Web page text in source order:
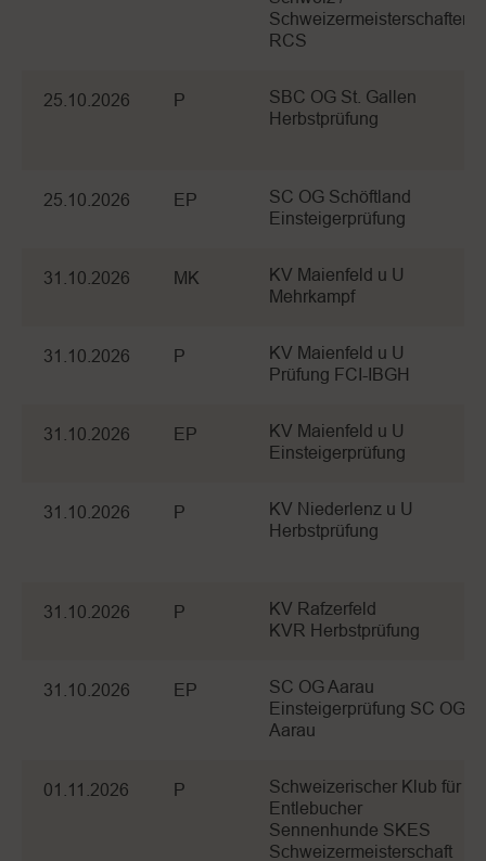
Schweizermeisterschaften
RCS
25.10.2026 P
SBC OG St. Gallen
Herbstprüfung
25.10.2026 EP
SC OG Schöftland
Einsteigerprüfung
31.10.2026 MK
KV Maienfeld u U
Mehrkampf
31.10.2026 P
KV Maienfeld u U
Prüfung FCI-IBGH
31.10.2026 EP
KV Maienfeld u U
Einsteigerprüfung
31.10.2026 P
KV Niederlenz u U
Herbstprüfung
31.10.2026 P
KV Rafzerfeld
KVR Herbstprüfung
31.10.2026 EP
SC OG Aarau
Einsteigerprüfung SC OG
Aarau
01.11.2026 P
Schweizerischer Klub für
Entlebucher
Sennenhunde SKES
Schweizermeisterschaft